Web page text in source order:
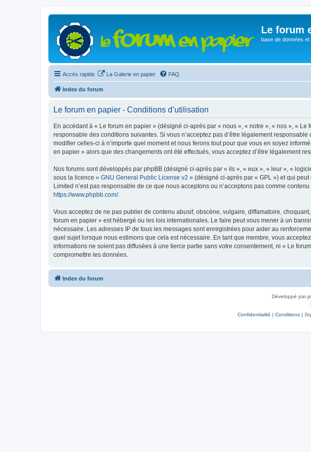
Le forum
base de données
Accès rapide La Galerie en papier FAQ
Index du forum
Le forum en papier - Conditions d’utilisation
En accédant à « Le forum en papier » (désigné ci-après par « nous », « notre », « nos », «
responsable des conditions suivantes. Si vous n’acceptez pas d’être légalement
modifier celles-ci à n’importe quel moment et nous ferons tout pour que vous en soyez
en papier » alors que des changements ont été effectués, vous acceptez d’être légalement
Nos forums sont développés par phpBB (désigné ci-après par « ils », « eux », « leur », «
sous la licence « GNU General Public License v2 » (désigné ci-après par « GPL ») et qui
Limited n’est pas responsable de ce que nous acceptons ou n’acceptons pas comme
https://www.phpbb.com/.
Vous acceptez de ne pas publier de contenu abusif, obscène, vulgaire, diffamatoire,
forum en papier » est hébergé ou les lois internationales. Le faire peut vous mener à un
nécessaire. Les adresses IP de tous les messages sont enregistrées pour aider au
quel sujet lorsque nous estimons que cela est nécessaire. En tant que membre, vous
informations ne soient pas diffusées à une tierce partie sans votre consentement, ni « Le
compromettre les données.
Index du forum
Développé par
Confidentialité | Conditions|